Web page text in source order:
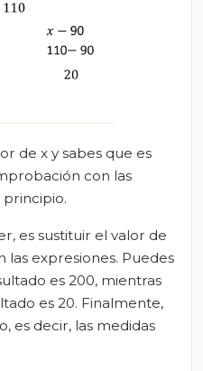
de x y sabes que es
con las
principio.
es sustituir el valor de
las expresiones. Puedes
es 200, mientras
es 20. Finalmente,
es decir, las medidas